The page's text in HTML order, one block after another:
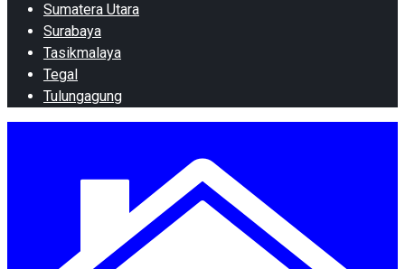
Sumatera Utara
Surabaya
Tasikmalaya
Tegal
Tulungagung